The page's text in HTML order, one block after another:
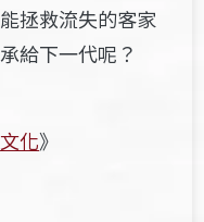
拯救流失的客家
給下一代呢？
化》